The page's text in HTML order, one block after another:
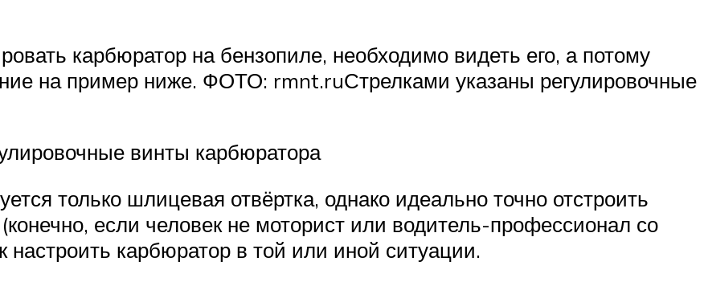
карбюратор на бензопиле, необходимо видеть его, а потому
на пример ниже. ФОТО: rmnt.ruСтрелками указаны регулировочные
винты карбюратора
только шлицевая отвёртка, однако идеально точно отстроить
если человек не моторист или водитель-профессионал со
настроить карбюратор в той или иной ситуации.